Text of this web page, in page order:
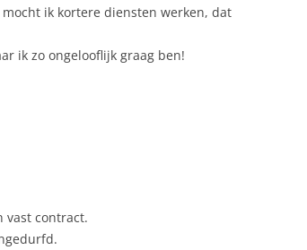
ik kortere diensten werken, dat
ik zo ongelooflijk graag ben!
vast contract.